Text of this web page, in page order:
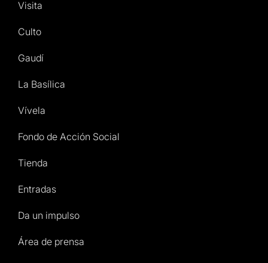
Visita
Culto
Gaudí
La Basílica
Vívela
Fondo de Acción Social
Tienda
Entradas
Da un impulso
Área de prensa